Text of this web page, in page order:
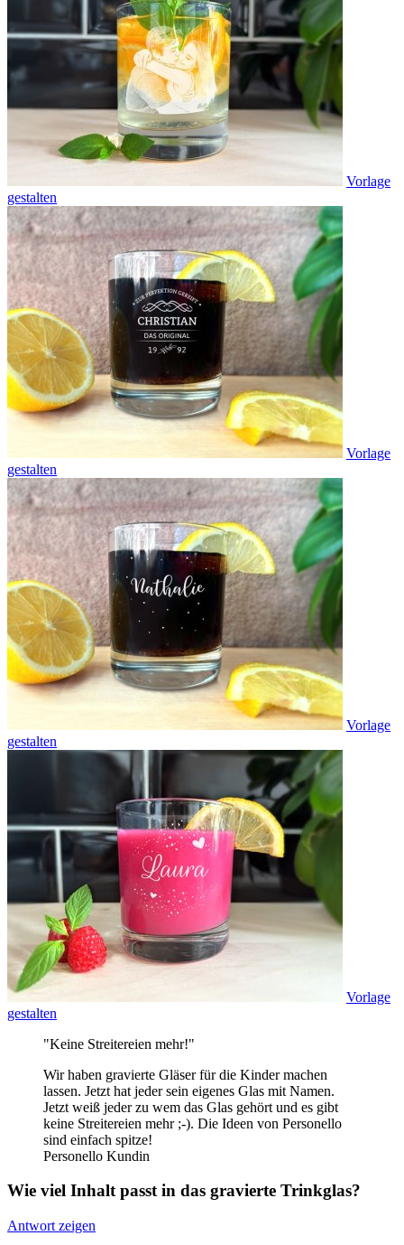
Vorlage
gestalten
Vorlage
gestalten
Vorlage
gestalten
Vorlage
gestalten
"Keine Streitereien mehr!"
Wir haben gravierte Gläser für die Kinder machen
lassen. Jetzt hat jeder sein eigenes Glas mit Namen.
Jetzt weiß jeder zu wem das Glas gehört und es gibt
keine Streitereien mehr ;-). Die Ideen von Personello
sind einfach spitze!
Personello Kundin
Wie viel Inhalt passt in das gravierte Trinkglas?
Antwort zeigen